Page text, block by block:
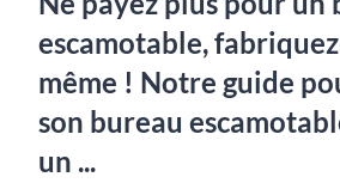
escamotable,
même ! Notre guide
son bureau
un ...